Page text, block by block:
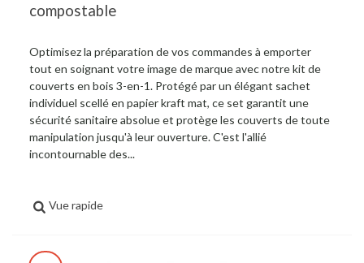
compostable
Optimisez la préparation de vos commandes à emporter
tout en soignant votre image de marque avec notre kit de
couverts en bois 3-en-1. Protégé par un élégant sachet
individuel scellé en papier kraft mat, ce set garantit une
sécurité sanitaire absolue et protège les couverts de toute
manipulation jusqu'à leur ouverture. C'est l'allié
incontournable des...
Vue rapide